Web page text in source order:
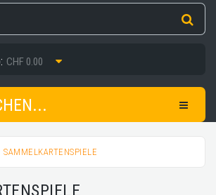
CHF 0.00
SAMMELKARTENSPIELE